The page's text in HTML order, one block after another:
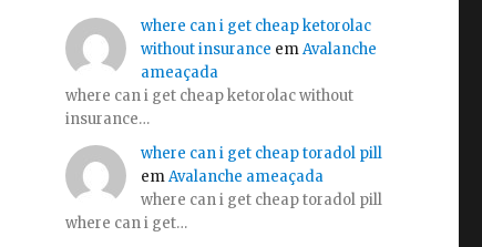
where can i get cheap ketorolac
without insurance emAvalanche
ameaçada
where can i get cheap ketorolac without
insurance…
where can i get cheap toradol pill
emAvalanche ameaçada
where can i get cheap toradol pill
where can i get…